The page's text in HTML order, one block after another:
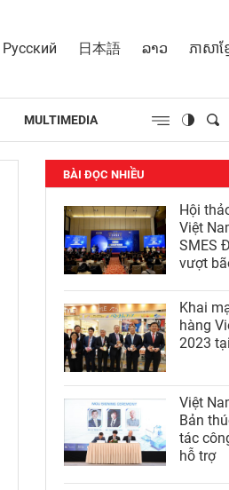
Русский 日本語 ລາວ ភាសាខ្ម
MULTIMEDIA
BÀI ĐỌC NHIỀU
Hội
Việt
SMES
vượt
Khai
hàng
2023
Việt
Bản
tác
hỗ trợ